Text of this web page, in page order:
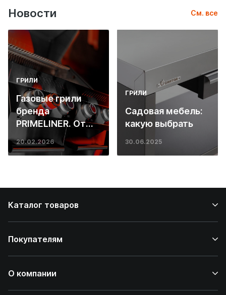
Новости См. все
ГРИЛИ
Газовые грили
бренда
PRIMELINER. От
основ инженерии
до ресторанных
20.02.2026
ГРИЛИ
Садовая мебель:
какую выбрать
30.06.2025
Каталог товаров
Покупателям
О компании